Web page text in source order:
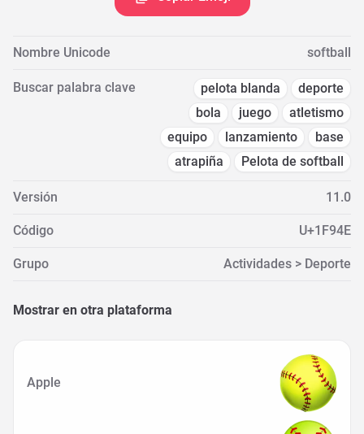
Nombre Unicode softball
Buscar palabra clave pelota blanda
deporte
bola
juego
atletismo
equipo
lanzamiento
base
atrapiña
Pelota de softball
Versión 11.0
Código U+1F94E
Grupo Actividades > Deporte
Mostrar en otra plataforma
Apple